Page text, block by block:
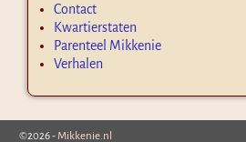
Contact
Kwartierstaten
Parenteel Mikkenie
Verhalen
©2026 -Mikkenie.nl